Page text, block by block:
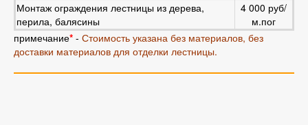
Монтаж ограждения лестницы из дерева,
перила, балясины
4 000 руб/
м.пог
примечание* - Стоимость указана без материалов, без
доставки материалов для отделки лестницы.